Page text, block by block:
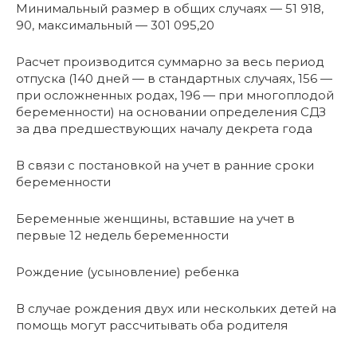
Минимальный размер в общих случаях — 51 918,
90, максимальный — 301 095,20
Расчет производится суммарно за весь период
отпуска (140 дней — в стандартных случаях, 156 —
при осложненных родах, 196 — при многоплодой
беременности) на основании определения СДЗ
за два предшествующих началу декрета года
В связи с постановкой на учет в ранние сроки
беременности
Беременные женщины, вставшие на учет в
первые 12 недель беременности
Рождение (усыновление) ребенка
В случае рождения двух или нескольких детей на
помощь могут рассчитывать оба родителя